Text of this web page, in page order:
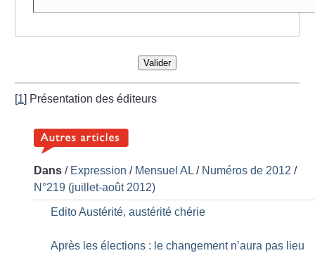
Valider
[1] Présentation des éditeurs
Dans / Expression / Mensuel AL / Numéros de 2012 /
N°219 (juillet-août 2012)
Edito Austérité, austérité chérie
Après les élections : le changement n’aura pas lieu